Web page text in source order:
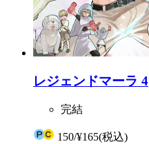
レジェンドマーラ 4
完結
150/¥165(税込)